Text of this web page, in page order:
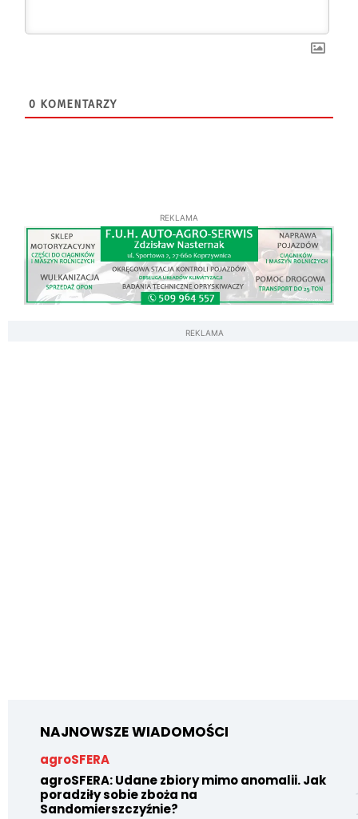
0 KOMENTARZY
REKLAMA
REKLAMA
NAJNOWSZE WIADOMOŚCI
agroSFERA
agroSFERA: Udane zbiory mimo anomalii. Jak
poradziły sobie zboża na
Sandomierszczyźnie?